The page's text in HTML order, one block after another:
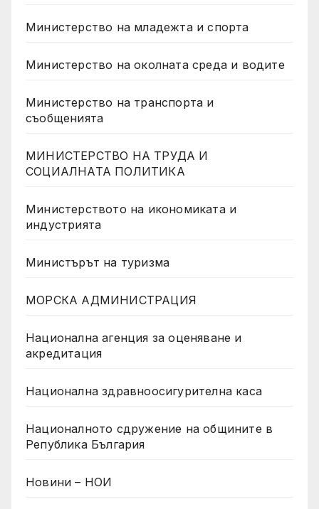
Министерство на младежта и спорта
Министерство на околната среда и водите
Министерство на транспорта и
съобщенията
МИНИСТЕРСТВО НА ТРУДА И
СОЦИАЛНАТА ПОЛИТИКА
Министерството на икономиката и
индустрията
Министърът на туризма
МОРСКА АДМИНИСТРАЦИЯ
Национална агенция за оценяване и
акредитация
Национална здравноосигурителна каса
Националното сдружение на общините в
Република България
Новини – НОИ